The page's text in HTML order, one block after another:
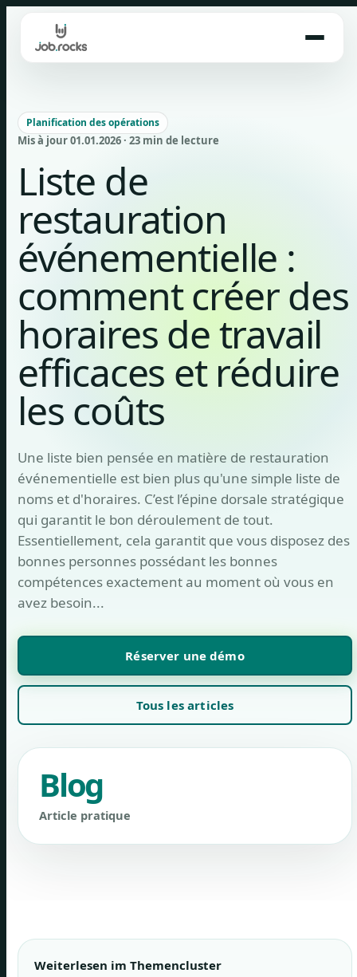
content
Planification des opérations
Mis à jour 01.01.2026 · 23 min de lecture
Liste de
restauration
événementielle :
comment créer des
horaires de travail
efficaces et réduire
les coûts
Une liste bien pensée en matière de restauration
événementielle est bien plus qu'une simple liste de
noms et d'horaires. C’est l’épine dorsale stratégique
qui garantit le bon déroulement de tout.
Essentiellement, cela garantit que vous disposez des
bonnes personnes possédant les bonnes
compétences exactement au moment où vous en
avez besoin...
Réserver une démo
Tous les articles
Blog
Article pratique
Weiterlesen im Themencluster